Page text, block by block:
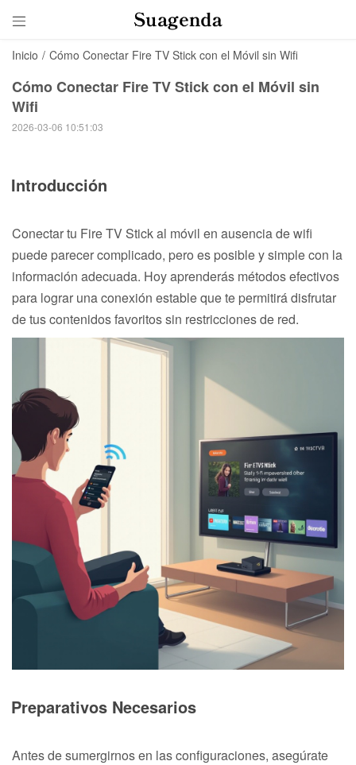

Inicio / Cómo Conectar Fire TV Stick con el Móvil sin Wifi
Cómo Conectar Fire TV Stick con el Móvil sin
Wifi
2026-03-06 10:51:03
Introducción
Conectar tu Fire TV Stick al móvil en ausencia de wifi
puede parecer complicado, pero es posible y simple con la
información adecuada. Hoy aprenderás métodos efectivos
para lograr una conexión estable que te permitirá disfrutar
de tus contenidos favoritos sin restricciones de red.
Preparativos Necesarios
Antes de sumergirnos en las configuraciones, asegúrate